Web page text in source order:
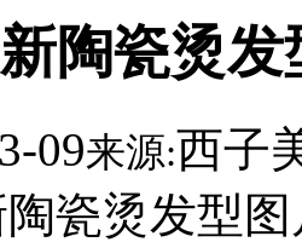
陶瓷烫
09来源:西子
陶瓷烫发型